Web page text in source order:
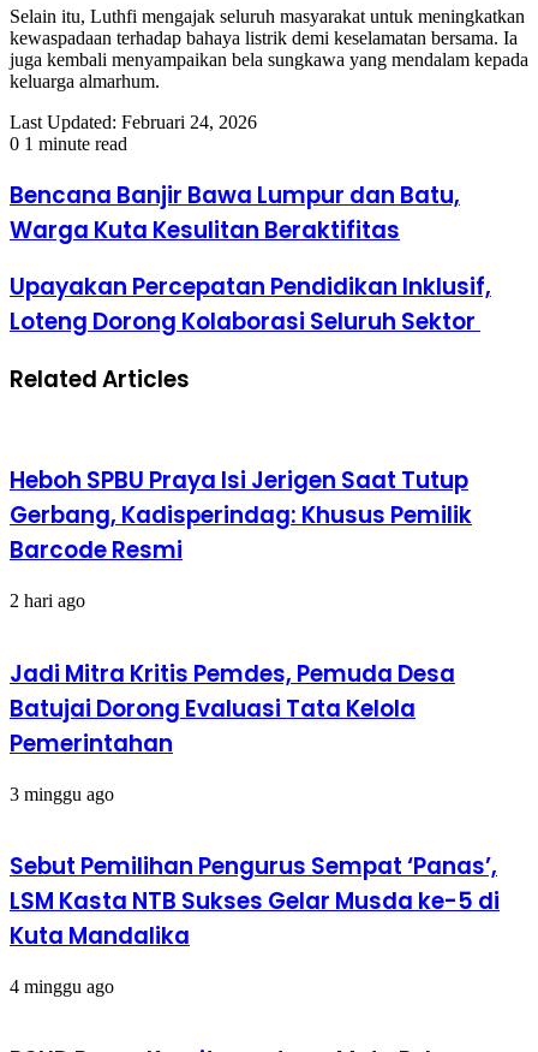
Selain itu, Luthfi mengajak seluruh masyarakat untuk meningkatkan
kewaspadaan terhadap bahaya listrik demi keselamatan bersama. Ia
juga kembali menyampaikan bela sungkawa yang mendalam kepada
keluarga almarhum.
Last Updated: Februari 24, 2026
0 1 minute read
Bencana Banjir Bawa Lumpur dan Batu,
Warga Kuta Kesulitan Beraktifitas
Upayakan Percepatan Pendidikan Inklusif,
Loteng Dorong Kolaborasi Seluruh Sektor
Related Articles
Heboh SPBU Praya Isi Jerigen Saat Tutup
Gerbang, Kadisperindag: Khusus Pemilik
Barcode Resmi
2 hari ago
Jadi Mitra Kritis Pemdes, Pemuda Desa
Batujai Dorong Evaluasi Tata Kelola
Pemerintahan
3 minggu ago
Sebut Pemilihan Pengurus Sempat ‘Panas’,
LSM Kasta NTB Sukses Gelar Musda ke-5 di
Kuta Mandalika
4 minggu ago